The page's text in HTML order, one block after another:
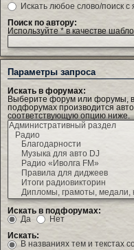
Искать любое слово/поиск с
Поиск по автору:
Используйте * в качестве
Параметры запроса
Искать в форумах:
Выберите форум или форумы, в
подфорумах производится
соответствующую опцию ниже.
Искать в подфорумах:
Да
Нет
Искать:
В названиях тем и текстах